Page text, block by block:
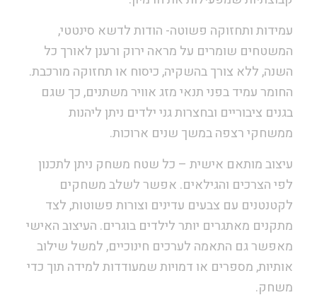
עמידות ותחזוקה פשוטה- הודות לדשא סינטטי,
המשטחים שומרים על מראה ירוק ורענן לאורך כל
השנה, ללא צורך בהשקיה, כיסוח או תחזוקה מורכבת.
החומר עמיד בפני תנאי מזג אוויר משתנים, כך שגם
בגנים ציבוריים ובחצרות גני ילדים ניתן ליהנות
ממשחקי רצפה במשך שנים ארוכות.
עיצוב מותאם אישית – כל שטח משחק ניתן לתכנון
לפי הצרכים והגילאים. אפשר לשלב משחקים
לקטנטנים עם צבעים עדינים וצורות פשוטות, לצד
מתקנים מאתגרים יותר לילדים בוגרים. העיצוב האישי
מאפשר גם התאמה לערכים חינוכיים, למשל שילוב
אותיות, מספרים או דמויות שמעודדות למידה תוך כדי
משחק.